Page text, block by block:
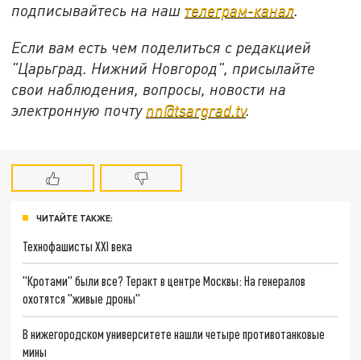
подписывайтесь на наш телеграм-канал.
Если вам есть чем поделиться с редакцией
"Царьград. Нижний Новгород", присылайте
свои наблюдения, вопросы, новости на
электронную почту nn@tsargrad.tv.
ЧИТАЙТЕ ТАКЖЕ:
Технофашисты XXI века
"Кротами" были все? Теракт в центре Москвы: На генералов
охотятся "живые дроны"
В нижегородском университете нашли четыре противотанковые
мины